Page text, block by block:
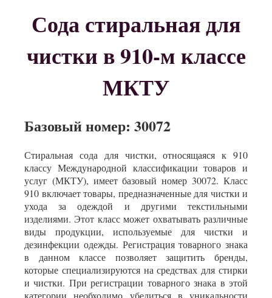
Сода стиральная для
чистки в 910-м классе
МКТУ
Базовый номер: 30072
Стиральная сода для чистки, относящаяся к 910
классу Международной классификации товаров и
услуг (МКТУ), имеет базовый номер 30072. Класс
910 включает товары, предназначенные для чистки и
ухода за одеждой и другими текстильными
изделиями. Этот класс может охватывать различные
виды продукции, используемые для чистки и
дезинфекции одежды. Регистрация товарного знака
в данном классе позволяет защитить бренды,
которые специализируются на средствах для стирки
и чистки. При регистрации товарного знака в этой
категории необходимо убедиться в уникальности